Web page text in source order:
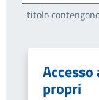
titolo
propri